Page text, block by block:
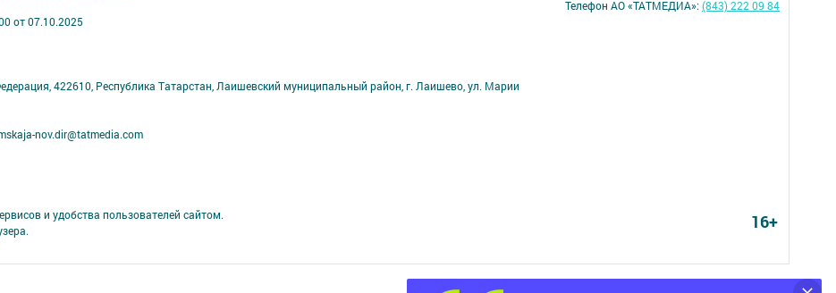
от 07.10.2025
422610, Республика Татарстан, Лаишевский муниципальный район, г. Лаишево, ул. Марии
nov.dir@tatmedia.com
и удобства пользователей сайтом.
Телефон АО «ТАТМЕДИА»:(843) 222 09 84
16+